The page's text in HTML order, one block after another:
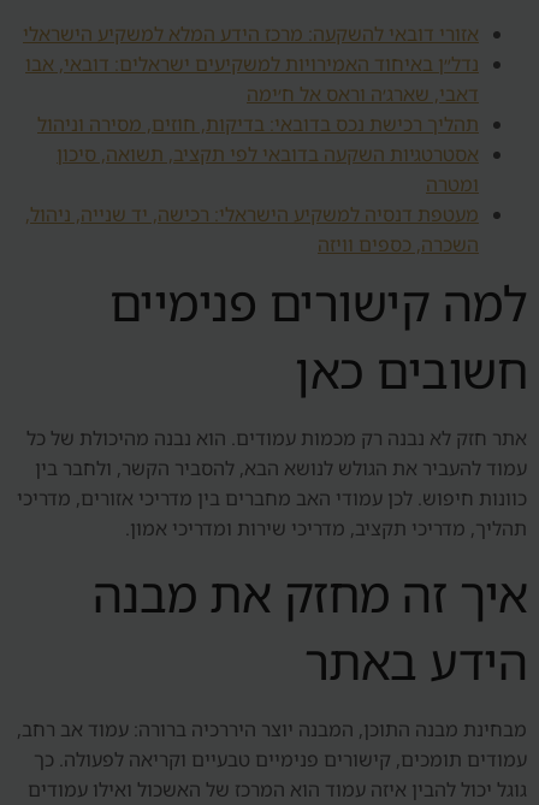
אזורי דובאי להשקעה: מרכז הידע המלא למשקיע הישראלי
נדל״ן באיחוד האמירויות למשקיעים ישראלים: דובאי, אבו
דאבי, שארג׳ה וראס אל ח׳ימה
תהליך רכישת נכס בדובאי: בדיקות, חוזים, מסירה וניהול
אסטרטגיות השקעה בדובאי לפי תקציב, תשואה, סיכון
ומטרה
מעטפת דנסיה למשקיע הישראלי: רכישה, יד שנייה, ניהול,
השכרה, כספים וויזה
למה קישורים פנימיים
חשובים כאן
אתר חזק לא נבנה רק מכמות עמודים. הוא נבנה מהיכולת של כל
עמוד להעביר את הגולש לנושא הבא, להסביר הקשר, ולחבר בין
כוונות חיפוש. לכן עמודי האב מחברים בין מדריכי אזורים, מדריכי
תהליך, מדריכי תקציב, מדריכי שירות ומדריכי אמון.
איך זה מחזק את מבנה
הידע באתר
מבחינת מבנה התוכן, המבנה יוצר היררכיה ברורה: עמוד אב רחב,
עמודים תומכים, קישורים פנימיים טבעיים וקריאה לפעולה. כך
גוגל יכול להבין איזה עמוד הוא המרכז של האשכול ואילו עמודים